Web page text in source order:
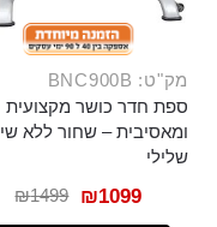
מק"ט: BNC900B
ספת חדר כושר מקצועית
ומאסיבית – שחור ללא
שלילי
₪1499 ₪1099